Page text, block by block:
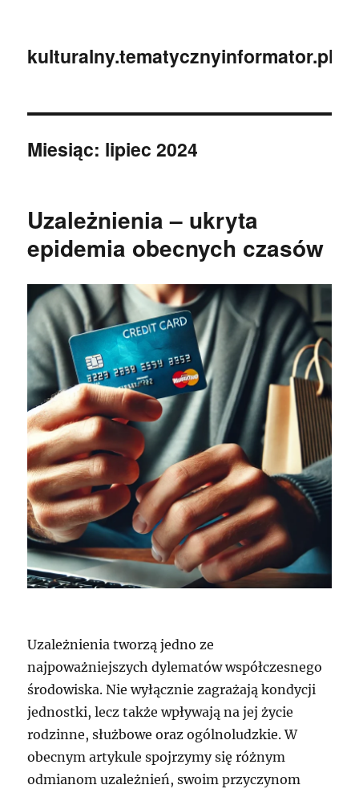
kulturalny.tematycznyinformator.pl
Miesiąc: lipiec 2024
Uzależnienia – ukryta
epidemia obecnych czasów
Uzależnienia tworzą jedno ze
najpoważniejszych dylematów współczesnego
środowiska. Nie wyłącznie zagrażają kondycji
jednostki, lecz także wpływają na jej życie
rodzinne, służbowe oraz ogólnoludzkie. W
obecnym artykule spojrzymy się różnym
odmianom uzależnień, swoim przyczynom